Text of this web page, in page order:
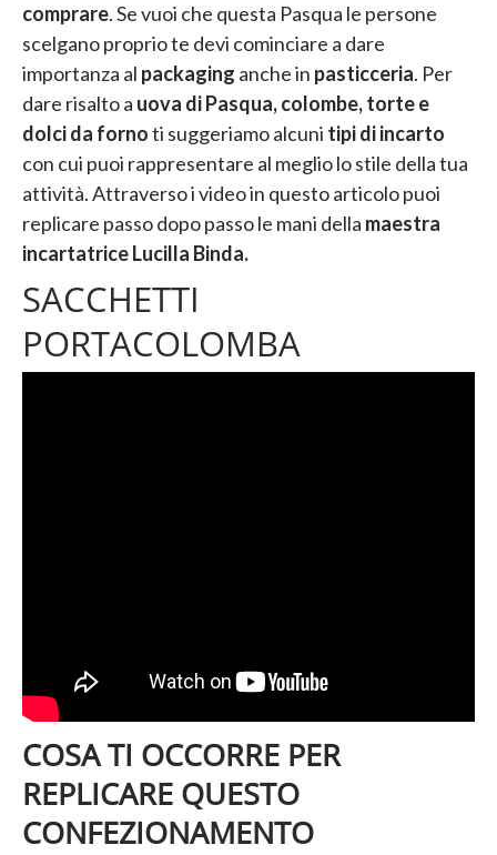
comprare. Se vuoi che questa Pasqua le persone
scelgano proprio te devi cominciare a dare
importanza al packaging anche in pasticceria. Per
dare risalto a uova di Pasqua, colombe, torte e
dolci da fornoti suggeriamo alcuni tipi di incarto
con cui puoi rappresentare al meglio lo stile della tua
attività. Attraverso i video in questo articolo puoi
replicare passo dopo passo le mani della maestra
incartatrice Lucilla Binda.
SACCHETTI
PORTACOLOMBA
COSA TI OCCORRE PER
REPLICARE QUESTO
CONFEZIONAMENTO